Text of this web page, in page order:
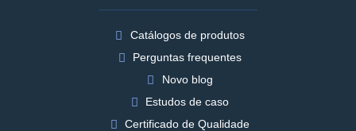
Catálogos de produtos
Perguntas frequentes
Novo blog
Estudos de caso
Certificado de Qualidade